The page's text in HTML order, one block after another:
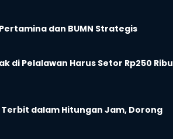
dan BUMN Strategis
di Pelalawan Harus Setor Rp250 Ribu
Terbit dalam Hitungan Jam, Dorong